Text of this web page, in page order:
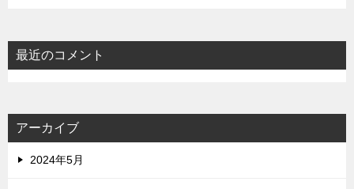
最近のコメント
アーカイブ
2024年5月